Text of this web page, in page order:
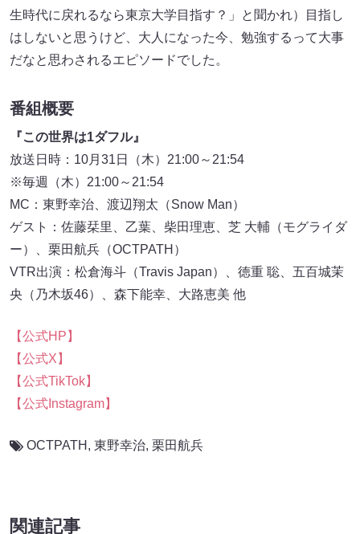
生時代に戻れるなら東京大学目指す？」と聞かれ）目指し
はしないと思うけど、大人になった今、勉強するって大事
だなと思わされるエピソードでした。
番組概要
『この世界は1ダフル』
放送日時：10月31日（木）21:00～21:54
※毎週（木）21:00～21:54
MC：東野幸治、渡辺翔太（Snow Man）
ゲスト：佐藤栞里、乙葉、柴田理恵、芝 大輔（モグライダ
ー）、栗田航兵（OCTPATH）
VTR出演：松倉海斗（Travis Japan）、徳重 聡、五百城茉
央（乃木坂46）、森下能幸、大路恵美 他
【公式HP】
【公式X】
【公式TikTok】
【公式Instagram】
OCTPATH , 東野幸治, 栗田航兵
関連記事